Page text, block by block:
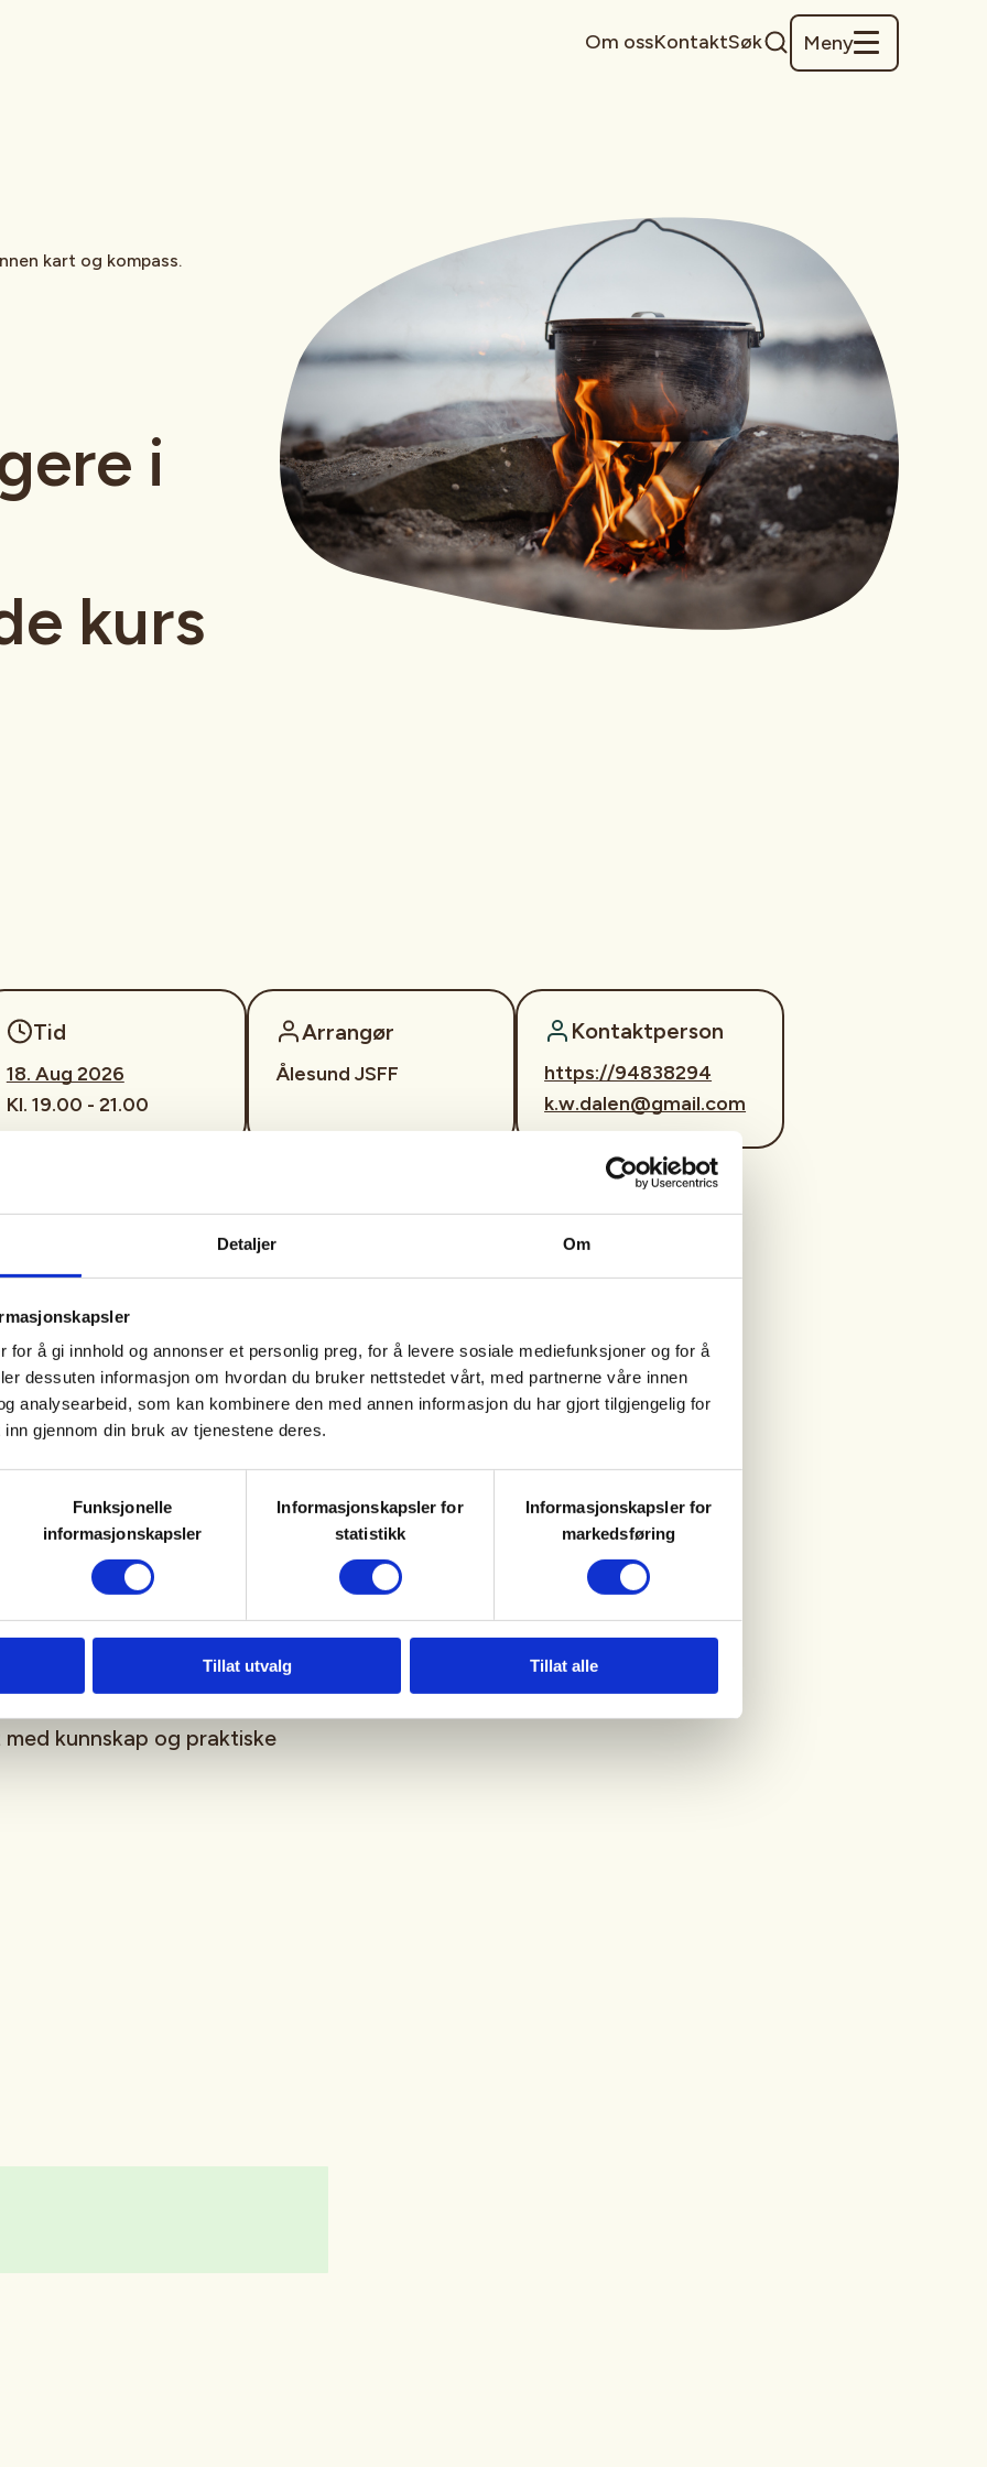
Detaljer Om
for å gi innhold og annonser et personlig preg, for å levere sosiale mediefunksjoner og for å
dessuten informasjon om hvordan du bruker nettstedet vårt, med partnerne våre innen
analysearbeid, som kan kombinere den med annen informasjon du har gjort tilgjengelig for
gjennom din bruk av tjenestene deres.
Funksjonelle
informasjonskapsler
Informasjonskapsler for
statistikk
Informasjonskapsler for
markedsføring
Tillat utvalg Tillat alle
Om ossKontaktSøk Meny
kart og kompass.
i
kurs
Tid
18. Aug 2026
Kl. 19.00 - 21.00
Arrangør
Ålesund JSFF
Kontaktperson
https://94838294
k.w.dalen@gmail.com
–
og kompass!
inviterer deg til en
du får muligheten til å lære
og kompass.
ikke er tilgjengelig?
til å orientere oss? Dette
for trygg og effektiv
har, og bli med på en nyttig
for både nybegynnere og
i navigasjon.
kunnskap og praktiske